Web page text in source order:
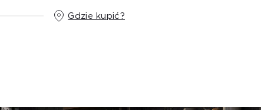
Gdzie kupić?